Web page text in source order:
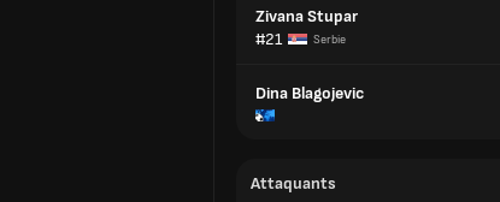
Zivana Stupar
#21
Serbie
Dina Blagojevic
Attaquants